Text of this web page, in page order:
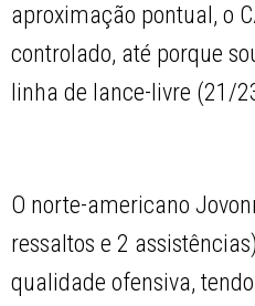
aproximação pontual, o
controlado, até porque
linha de lance-livre (21/
O norte-americano
ressaltos e 2
qualidade ofensiva,